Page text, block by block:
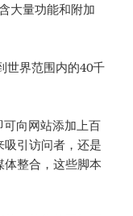
大量功能和附加
世界范围内的40千
向网站添加上百
引访问者，还是
整合，这些脚本